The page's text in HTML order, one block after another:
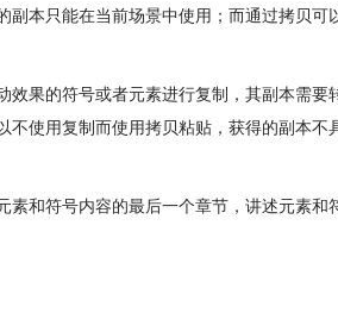
副本只能在当前场景中使用；而通过拷贝可
效果的符号或者元素进行复制，其副本需
不使用复制而使用拷贝粘贴，获得的副本
素和符号内容的最后一个章节，讲述元素和